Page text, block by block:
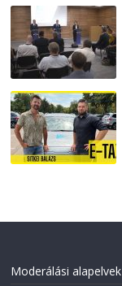
Moderálási alapelvek